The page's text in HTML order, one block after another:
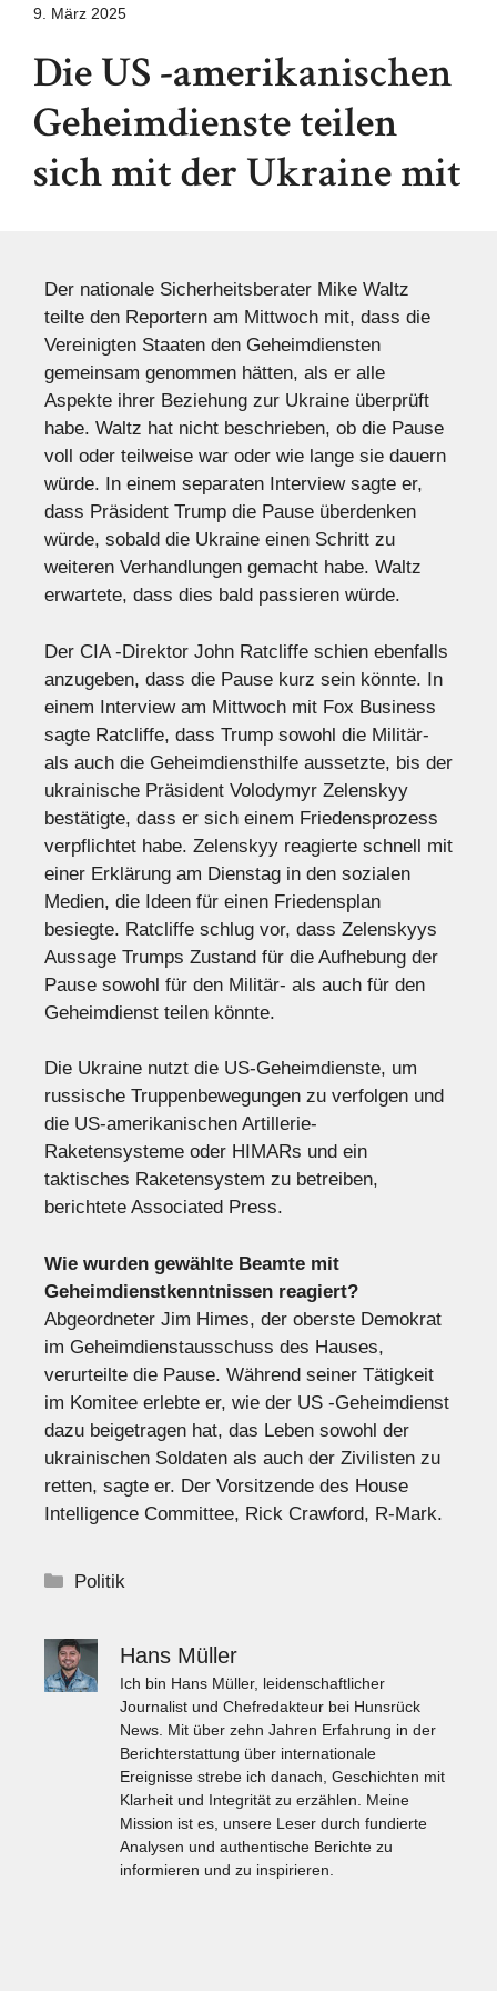
9. März 2025
Die US -amerikanischen
Geheimdienste teilen
sich mit der Ukraine mit
Der nationale Sicherheitsberater Mike Waltz
teilte den Reportern am Mittwoch mit, dass die
Vereinigten Staaten den Geheimdiensten
gemeinsam genommen hätten, als er alle
Aspekte ihrer Beziehung zur Ukraine überprüft
habe. Waltz hat nicht beschrieben, ob die Pause
voll oder teilweise war oder wie lange sie dauern
würde. In einem separaten Interview sagte er,
dass Präsident Trump die Pause überdenken
würde, sobald die Ukraine einen Schritt zu
weiteren Verhandlungen gemacht habe. Waltz
erwartete, dass dies bald passieren würde.
Der CIA -Direktor John Ratcliffe schien ebenfalls
anzugeben, dass die Pause kurz sein könnte. In
einem Interview am Mittwoch mit Fox Business
sagte Ratcliffe, dass Trump sowohl die Militär-
als auch die Geheimdiensthilfe aussetzte, bis der
ukrainische Präsident Volodymyr Zelenskyy
bestätigte, dass er sich einem Friedensprozess
verpflichtet habe. Zelenskyy reagierte schnell mit
einer Erklärung am Dienstag in den sozialen
Medien, die Ideen für einen Friedensplan
besiegte. Ratcliffe schlug vor, dass Zelenskyys
Aussage Trumps Zustand für die Aufhebung der
Pause sowohl für den Militär- als auch für den
Geheimdienst teilen könnte.
Die Ukraine nutzt die US-Geheimdienste, um
russische Truppenbewegungen zu verfolgen und
die US-amerikanischen Artillerie-
Raketensysteme oder HIMARs und ein
taktisches Raketensystem zu betreiben,
berichtete Associated Press.
Wie wurden gewählte Beamte mit
Geheimdienstkenntnissen reagiert?
Abgeordneter Jim Himes, der oberste Demokrat
im Geheimdienstausschuss des Hauses,
verurteilte die Pause. Während seiner Tätigkeit
im Komitee erlebte er, wie der US -Geheimdienst
dazu beigetragen hat, das Leben sowohl der
ukrainischen Soldaten als auch der Zivilisten zu
retten, sagte er. Der Vorsitzende des House
Intelligence Committee, Rick Crawford, R-Mark.
Kategorien
Politik
Hans Müller
Ich bin Hans Müller, leidenschaftlicher
Journalist und Chefredakteur bei Hunsrück
News. Mit über zehn Jahren Erfahrung in der
Berichterstattung über internationale
Ereignisse strebe ich danach, Geschichten mit
Klarheit und Integrität zu erzählen. Meine
Mission ist es, unsere Leser durch fundierte
Analysen und authentische Berichte zu
informieren und zu inspirieren.